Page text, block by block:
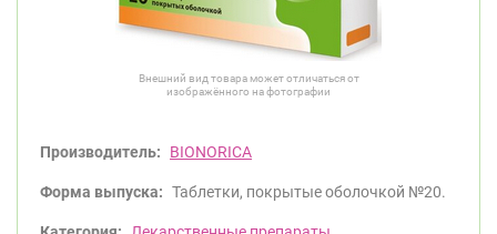
Внешний вид товара может отличаться от
изображённого на фотографии
Производитель: BIONORICA
Форма выпуска: Таблетки, покрытые оболочкой №20.